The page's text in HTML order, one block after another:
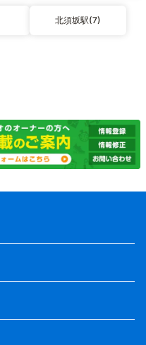
北須坂駅(7)